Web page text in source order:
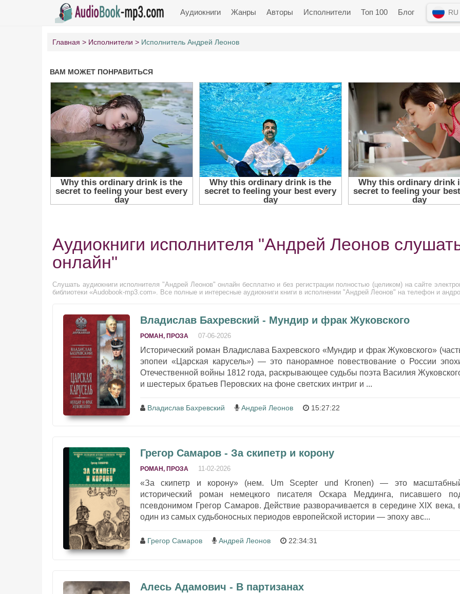
Аудиокниги Жанры Авторы Исполнители Топ 100 Блог RU
Главная Исполнители Исполнитель Андрей Леонов
Аудиокниги исполнителя "Андрей Леонов
онлайн"
Слушать аудиокниги исполнителя "Андрей Леонов" онлайн бесплатно и без регистрации полностью (целиком) на сайте
библиотеки «Audobook-mp3.com». Все полные и интересные аудиокниги книги в исполнении "Андрей Леонов" на телефон и
Владислав Бахревский - Мундир и фрак Жуковского
РОМАН, ПРОЗА 07-06-2026
Исторический роман Владислава Бахревского «Мундир и фрак Жуковского»
эпопеи «Царская карусель») — это панорамное повествование о России
Отечественной войны 1812 года, раскрывающее судьбы поэта Василия
и шестерых братьев Перовских на фоне светских интриг и ...
Владислав Бахревский Андрей Леонов 15:27:22
Грегор Самаров - За скипетр и корону
РОМАН, ПРОЗА 11-02-2026
«За скипетр и корону» (нем. Um Scepter und Kronen) — это
исторический роман немецкого писателя Оскара Меддинга, писавшего
псевдонимом Грегор Самаров. Действие разворачивается в середине XIX века,
один из самых судьбоносных периодов европейской истории — эпоху авс...
Грегор Самаров Андрей Леонов 22:34:31
Алесь Адамович - В партизанах